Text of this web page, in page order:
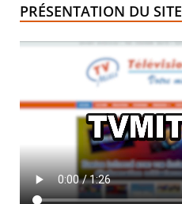
PRÉSENTATION DU SITE